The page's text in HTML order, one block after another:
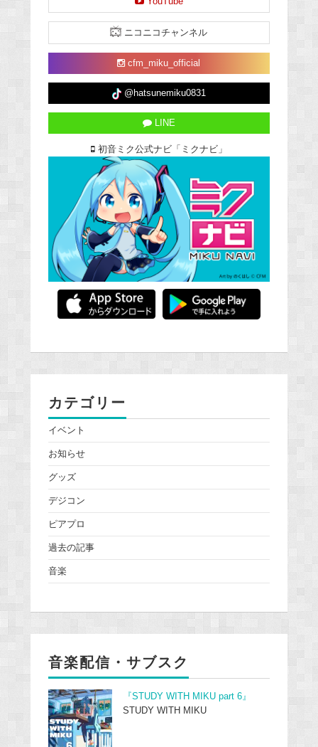
ニコニコチャンネル
cfm_miku_official
@hatsunemiku0831
LINE
初音ミク公式ナビ「ミクナビ」
カテゴリー
イベント
お知らせ
グッズ
デジコン
ピアプロ
過去の記事
音楽
音楽配信・サブスク
『STUDY WITH MIKU part 6』
STUDY WITH MIKU